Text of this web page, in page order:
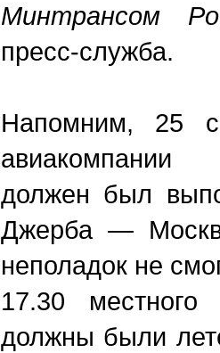
Минтрансом
пресс-служба.
Напомним, 25
авиакомпании
должен был
Джерба —
неполадок не
17.30
должны были